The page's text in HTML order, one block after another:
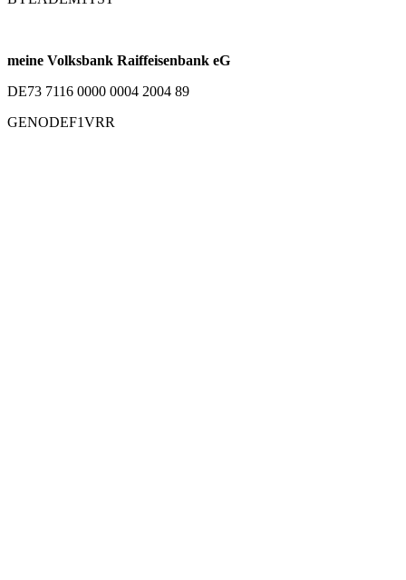
meine Volksbank Raiffeisenbank eG
DE73 7116 0000 0004 2004 89
GENODEF1VRR